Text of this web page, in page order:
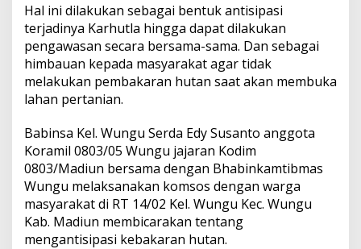
Hal ini dilakukan sebagai bentuk antisipasi
terjadinya Karhutla hingga dapat dilakukan
pengawasan secara bersama-sama. Dan sebagai
himbauan kepada masyarakat agar tidak
melakukan pembakaran hutan saat akan membuka
lahan pertanian.
Babinsa Kel. Wungu Serda Edy Susanto anggota
Koramil 0803/05 Wungu jajaran Kodim
0803/Madiun bersama dengan Bhabinkamtibmas
Wungu melaksanakan komsos dengan warga
masyarakat di RT 14/02 Kel. Wungu Kec. Wungu
Kab. Madiun membicarakan tentang
mengantisipasi kebakaran hutan.